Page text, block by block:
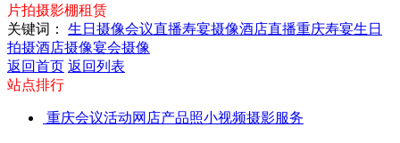
片拍摄影棚租赁
关键词：
生日摄像会议直播寿宴摄像酒店直播重庆寿宴生日
拍摄酒店摄像宴会摄像
返回首页 返回列表
站点排行
重庆会议活动网店产品照小视频摄影服务